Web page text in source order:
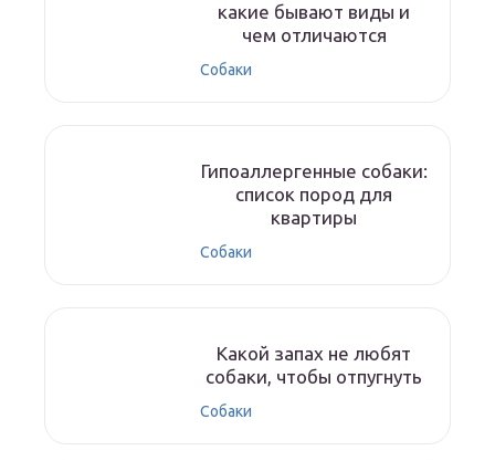
какие бывают виды и
чем отличаются
Собаки
Гипоаллергенные собаки:
список пород для
квартиры
Собаки
Какой запах не любят
собаки, чтобы отпугнуть
Собаки